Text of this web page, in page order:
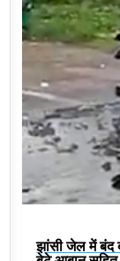
झांसी जेल में बंद